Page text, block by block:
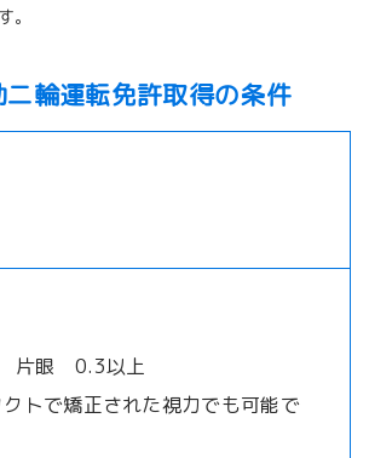
。
二輪運転免許取得の条件
片眼 0.3以上
トで矯正された視力でも可能で